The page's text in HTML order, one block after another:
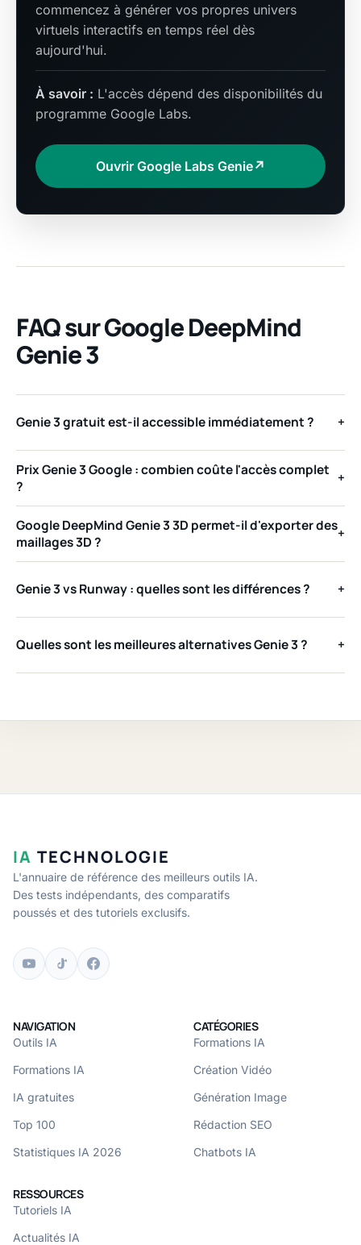
commencez à générer vos propres univers
virtuels interactifs en temps réel dès
aujourd'hui.
À savoir : L'accès dépend des disponibilités du
programme Google Labs.
Ouvrir Google Labs Genie↗
FAQ sur Google DeepMind
Genie 3
Genie 3 gratuit est-il accessible immédiatement ? +
Prix Genie 3 Google : combien coûte l'accès complet
?
+
Google DeepMind Genie 3 3D permet-il d'exporter des
maillages 3D ?
+
Genie 3 vs Runway : quelles sont les différences ? +
Quelles sont les meilleures alternatives Genie 3 ? +
IA TECHNOLOGIE
L'annuaire de référence des meilleurs outils IA.
Des tests indépendants, des comparatifs
poussés et des tutoriels exclusifs.
NAVIGATION
Outils IA
Formations IA
IA gratuites
Top 100
Statistiques IA 2026
CATÉGORIES
Formations IA
Création Vidéo
Génération Image
Rédaction SEO
Chatbots IA
RESSOURCES
Tutoriels IA
Actualités IA